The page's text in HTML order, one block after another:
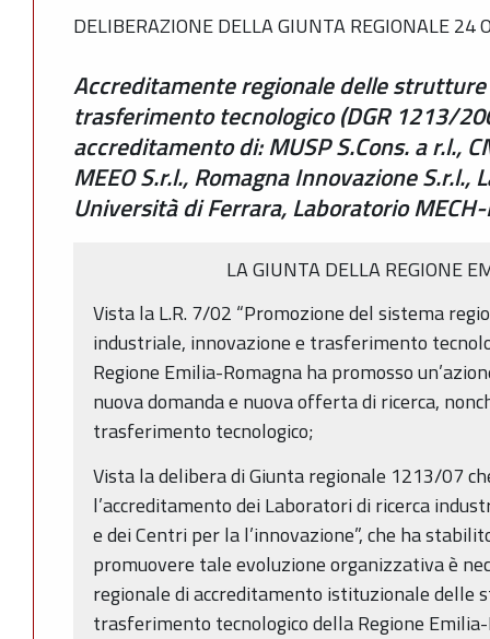
DELIBERAZIONE DELLA GIUNTA REGIONALE 24
Accreditamente regionale delle
trasferimento tecnologico (DGR 1213/
accreditamento di: MUSP S.Cons. a r.l.,
MEEO S.r.l., Romagna Innovazione S.r.l.,
Università di Ferrara, Laboratorio
LA GIUNTA DELLA REGIONE
Vista la L.R. 7/02 “Promozione del sistema
industriale, innovazione e trasferimento
Regione Emilia-Romagna ha promosso
nuova domanda e nuova offerta di ricerca,
trasferimento tecnologico;
Vista la delibera di Giunta regionale 1213/07
l’accreditamento dei Laboratori di ricerca
e dei Centri per la l’innovazione”, che ha
promuovere tale evoluzione organizzativa è
regionale di accreditamento istituzionale delle
trasferimento tecnologico della Regione